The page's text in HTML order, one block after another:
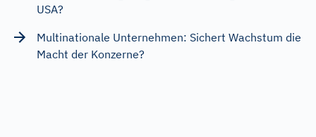
USA?
Multinationale Unternehmen: Sichert Wachstum die
Macht der Konzerne?